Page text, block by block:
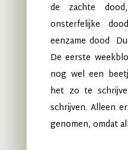
de zachte
onsterfelijke
eenzame dood
De eerste
nog wel een
het zo te
schrijven. Alleen
genomen, omdat